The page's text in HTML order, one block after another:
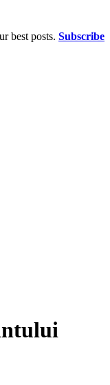
best posts. Subscribe